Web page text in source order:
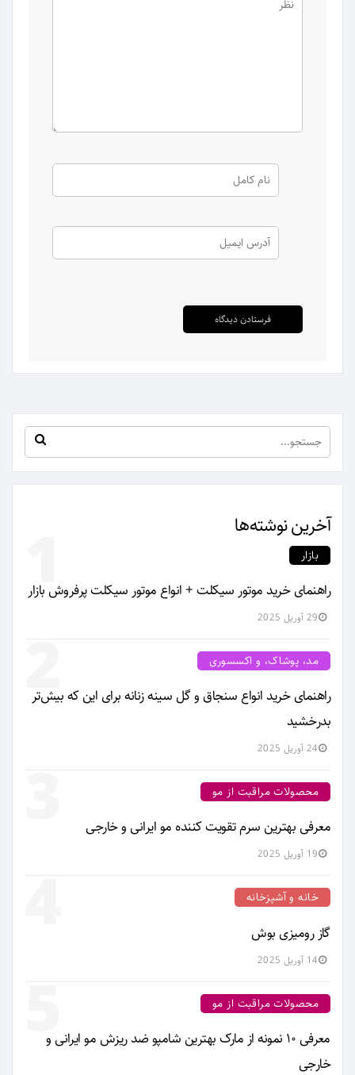
آخرین نوشته‌ها 1 بازار
راهنمای خرید موتور سیکلت + انواع موتور سیکلت پرفروش بازار
29 آوریل 2025
2 مد، پوشاک، و اکسسوری
راهنمای خرید انواع سنجاق و گل سینه زنانه برای این که بیش‌تر
بدرخشید
24 آوریل 2025
محصولات مراقبت از مو
معرفی بهترین سرم تقویت کننده مو ایرانی و خارجی
19 آوریل 2025
خانه و آشپزخانه
گاز رومیزی بوش
14 آوریل 2025
5 محصولات مراقبت از مو
معرفی ۱۰ نمونه از مارک بهترین شامپو ضد ریزش مو ایرانی و
خارجی